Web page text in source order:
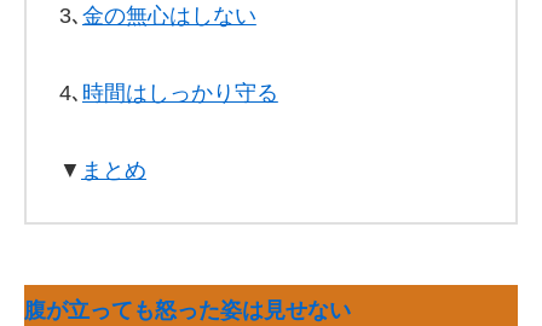
3､ 金の無心はしない
4､ 時間はしっかり守る
▼ まとめ
腹が立っても怒った姿は見せない